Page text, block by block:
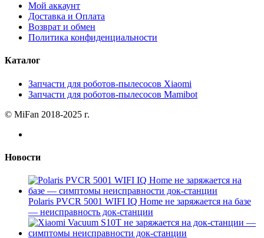
Мой аккаунт
Доставка и Оплата
Возврат и обмен
Политика конфиденциальности
Каталог
Запчасти для роботов-пылесосов Xiaomi
Запчасти для роботов-пылесосов Mamibot
© MiFan 2018-2025 г.
Новости
Polaris PVCR 5001 WIFI IQ Home не заряжается на базе
— неисправность док-станции